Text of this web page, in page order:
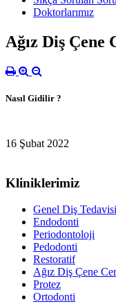
Doktorlarımız
Ağız Diş Çene
Nasıl Gidilir ?
16 Şubat 2022
Kliniklerimiz
Genel Diş Tedavisi
Endodonti
Periodontoloji
Pedodonti
Restoratif
Ağız Diş Çene
Protez
Ortodonti